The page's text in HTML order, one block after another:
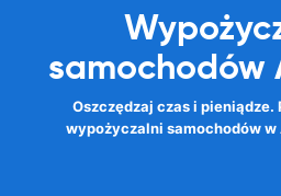
samochodów
Oszczędzaj czas i
wypożyczalni samochodów w